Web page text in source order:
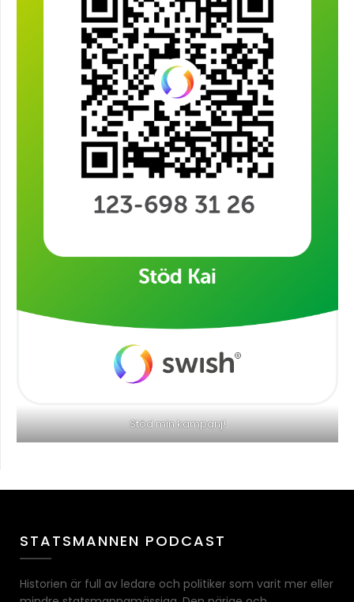
Stöd min kampanj!
STATSMANNEN PODCAST
Historien är full av ledare och politiker som varit mer eller